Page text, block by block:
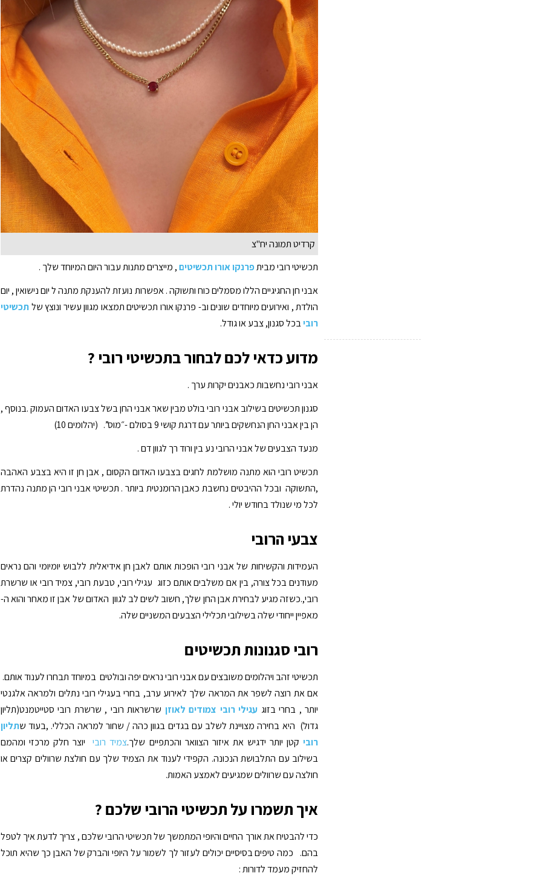
קרדיט תמונה יח"צ
תכשיטי רובי מביתפרנקו אורו תכשיטים, מייצרים מתנות עבור היום המיוחד שלך .
אבני חן החגיגיים הללו מסמלים כוח ותשוקה . אפשרות נועזת להענקת מתנה ל יום נישואין , יום
הולדת , ואירועים מיוחדים שונים וב- פרנקו אורו תכשיטים תמצאו מגוון עשיר ונוצץ שלתכשיטי
רוביבכל סגנון, צבע או גודל.
מדוע כדאי לכם לבחור בתכשיטי רובי ?
אבני רובי נחשבות כאבנים יקרות ערך .
סגנון תכשיטים בשילוב אבני רובי בולט מבין שאר אבני החן בשל צבעו האדום העמוק .בנוסף ,
הן בין אבני החן הנחשקים ביותר עם דרגת קושי 9 בסולם -״מוס”. (יהלומים 10)
מנעד הצבעים של אבני הרובי נע בין ורוד רך לגוון דם .
תכשיט רובי הוא מתנה מושלמת לחגים בצבעו האדום הקסום , אבן חן זו היא בצבע האהבה
,התשוקה ובכל ההיבטים נחשבת כאבן הרומנטית ביותר . תכשיטי אבני רובי הן מתנה נהדרת
לכל מי שנולד בחודש יולי .
צבעי הרובי
העמידות והקשיחות של אבני רובי הופכות אותם לאבן חן אידיאלית ללבוש יומיומי והם נראים
מעודנים בכל צורה, בין אם משלבים אותם כזוג עגילי רובי, טבעת רובי, צמיד רובי או שרשרת
רובי,.כשזה מגיע לבחירת אבן החן שלך, חשוב לשים לב לגוון האדום של אבן זו מאחר והוא ה-
מאפיין ייחודי שלה בשילובי תכלילי הצבעים המשניים שלה.
רובי סגנונות תכשיטים
תכשיטי זהב ויהלומים משובצים עם אבני רובי נראים יפה ובולטים במיוחד תבחרו לענוד אותם.
אם את רוצה לשפר את המראה שלך לאירוע ערב, בחרי בעגילי רובי נתלים ולמראה אלגנטי
יותר , בחרי בזוג עגילי רובי צמודים לאוזן שרשראות רובי , שרשרת רובי סטייטמנט(תליון
גדול) היא בחירה מצויינת לשלב עם בגדים בגוון כהה / שחור למראה הכללי. ,בעוד שתליון
רובי קטן יותר ידגיש את איזור הצוואר והכתפיים שלך.צמיד רובייוצר חלק מרכזי ומהמם
בשילוב עם התלבושת הנכונה. הקפידי לענוד את הצמיד שלך עם חולצת שרוולים קצרים או
חולצה עם שרוולים שמגיעים לאמצע האמות.
איך תשמרו על תכשיטי הרובי שלכם ?
כדי להבטיח את אורך החיים והיופי המתמשך של תכשיטי הרובי שלכם , צריך לדעת איך לטפל
בהם. כמה טיפים בסיסיים יכולים לעזור לך לשמור על היופי והברק של האבן כך שהיא תוכל
להחזיק מעמד לדורות :